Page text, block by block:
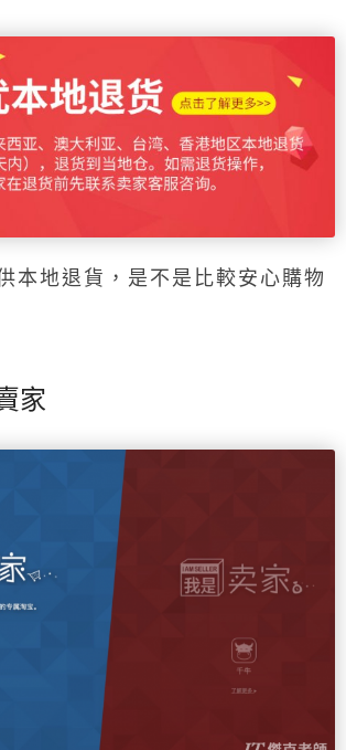
本地退貨，是不是比較安心購物
家